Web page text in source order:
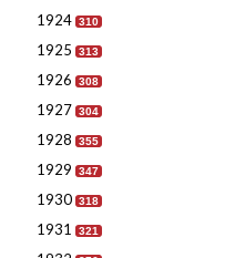
1924 310
1925 313
1926 308
1927 304
1928 355
1929 347
1930 318
1931 321